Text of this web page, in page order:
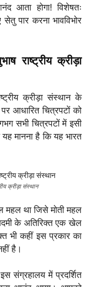
आता होगा! विशेषतः
पार करना भावविभोर
राष्ट्रीय क्रीड़ा
क्रीड़ा संस्थान के
आधारित चित्रपटों को
सभी चित्रपटों में इसी
मानना है कि यह भारत
क्रीड़ा संस्थान
महल था जिसे मोती महल
के अतिरिक्त एक खेल
भी कहीं इस प्रकार का
है।
संग्रहालय में प्रदर्शित